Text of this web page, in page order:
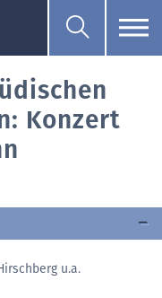
Konzert
u.a.